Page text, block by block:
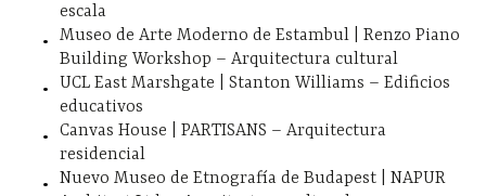
escala
Museo de Arte Moderno de Estambul | Renzo Piano
Building Workshop – Arquitectura cultural
UCL East Marshgate | Stanton Williams – Edificios
educativos
Canvas House | PARTISANS – Arquitectura
residencial
Nuevo Museo de Etnografía de Budapest | NAPUR